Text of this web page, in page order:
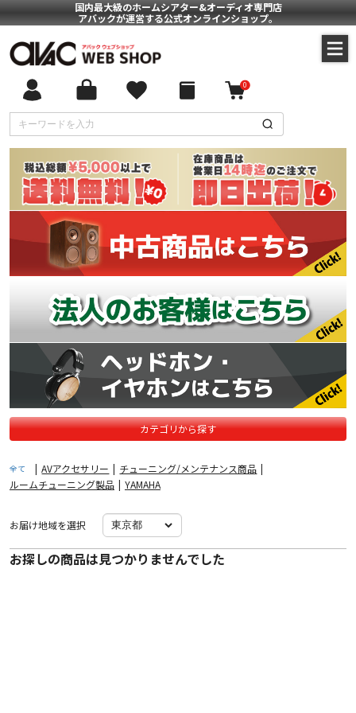
国内最大級のホームシアター&オーディオ専門店
アバックが運営する公式オンラインショップ。
0
カテゴリから探す
全て | AVアクセサリー | チューニング/メンテナンス商品 |
ルームチューニング製品 | YAMAHA
お届け地域を選択
お探しの商品は見つかりませんでした